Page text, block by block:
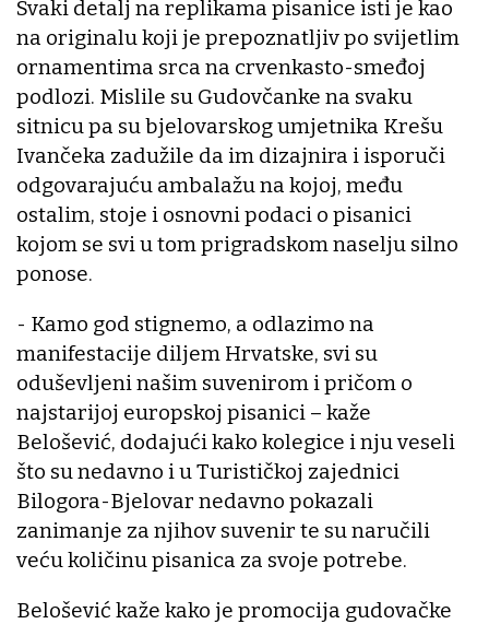
Svaki detalj na replikama pisanice isti je kao
na originalu koji je prepoznatljiv po svijetlim
ornamentima srca na crvenkasto-smeđoj
podlozi. Mislile su Gudovčanke na svaku
sitnicu pa su bjelovarskog umjetnika Krešu
Ivančeka zadužile da im dizajnira i isporuči
odgovarajuću ambalažu na kojoj, među
ostalim, stoje i osnovni podaci o pisanici
kojom se svi u tom prigradskom naselju silno
ponose.
- Kamo god stignemo, a odlazimo na
manifestacije diljem Hrvatske, svi su
oduševljeni našim suvenirom i pričom o
najstarijoj europskoj pisanici – kaže
Belošević, dodajući kako kolegice i nju veseli
što su nedavno i u Turističkoj zajednici
Bilogora-Bjelovar nedavno pokazali
zanimanje za njihov suvenir te su naručili
veću količinu pisanica za svoje potrebe.
Belošević kaže kako je promocija gudovačke